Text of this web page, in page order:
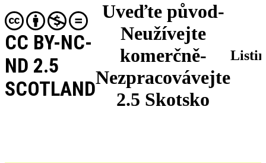
Uveďte původ-
Neužívejte
komerčně-
Nezpracovávejte
2.5 Skotsko
CC BY-NC-
ND 2.5
SCOTLAND